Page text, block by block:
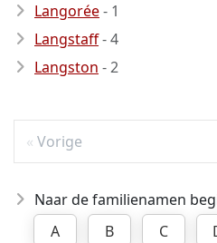
Langorée- 1
Langstaff- 4
Langston - 2
Vorige
Naar de familienamen
A
B C